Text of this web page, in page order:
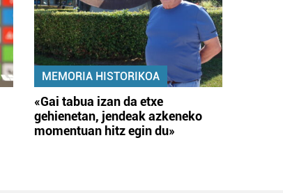
MEMORIA HISTORIKOA
«Gai tabua izan da etxe
gehienetan, jendeak azkeneko
momentuan hitz egin du»